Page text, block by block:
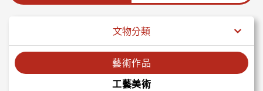
文物分類
藝術作品
工藝美術